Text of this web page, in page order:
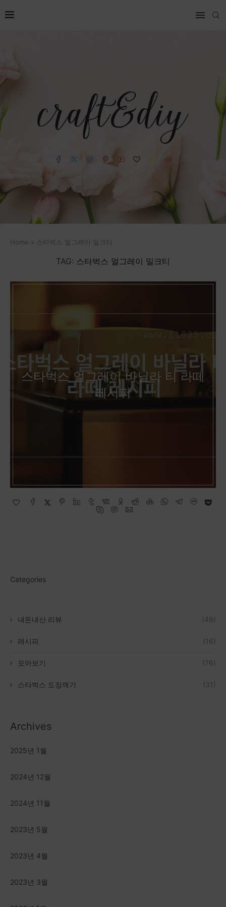
Home » 스타벅스 얼그레이 밀크티
TAG: 스타벅스 얼그레이 밀크티
스타벅스 얼그레이 바닐라 티 라떼
레시피
Categories
내돈내산 리뷰 (49)
레시피 (16)
모아보기 (76)
스타벅스 도장깨기 (31)
Archives
2025년 1월
2024년 12월
2024년 11월
2023년 5월
2023년 4월
2023년 3월